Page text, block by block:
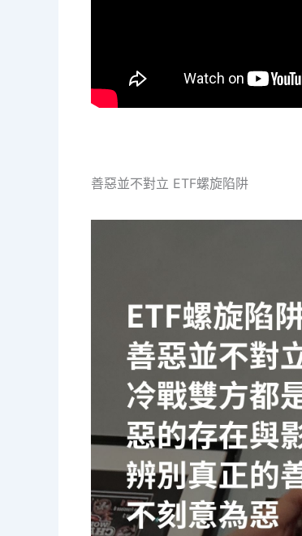
善惡並不對立 ETF螺旋陷阱